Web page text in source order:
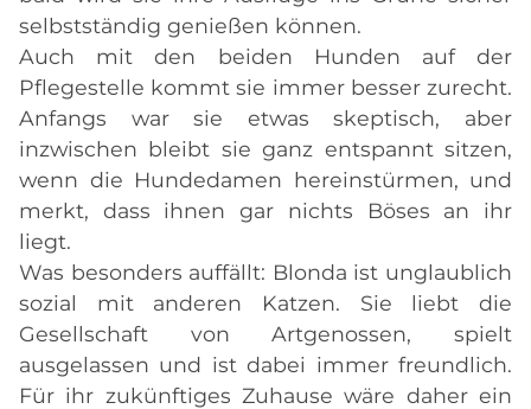
selbstständig genießen können.
Auch mit den beiden Hunden auf der
Pflegestelle kommt sie immer besser zurecht.
Anfangs war sie etwas skeptisch, aber
inzwischen bleibt sie ganz entspannt sitzen,
wenn die Hundedamen hereinstürmen, und
merkt, dass ihnen gar nichts Böses an ihr
liegt.
Was besonders auffällt: Blonda ist unglaublich
sozial mit anderen Katzen. Sie liebt die
Gesellschaft von Artgenossen, spielt
ausgelassen und ist dabei immer freundlich.
Für ihr zukünftiges Zuhause wäre daher ein